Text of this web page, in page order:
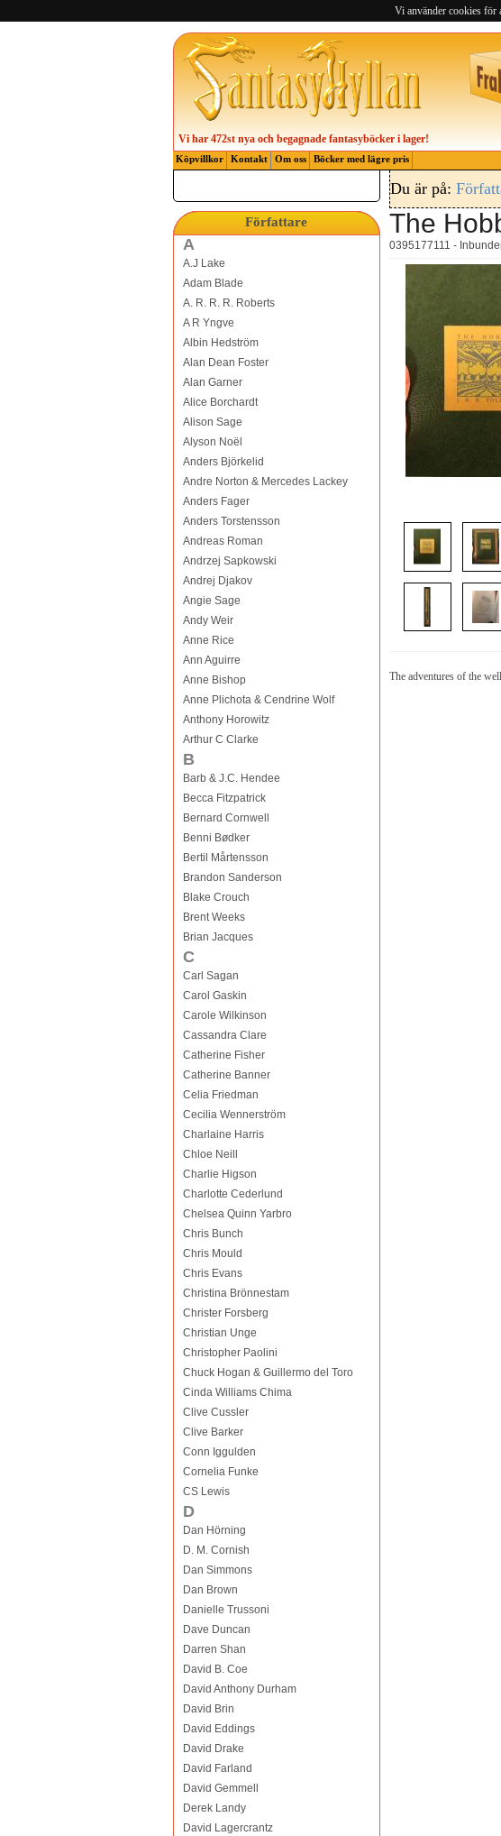
Vi använder cookies för
Vi har 472st nya och begagnade fantasyböcker i lager!
Köpvillkor Kontakt Om oss Böcker med lägre pris
Författare
A
A.J Lake
Adam Blade
A. R. R. R. Roberts
A R Yngve
Albin Hedström
Alan Dean Foster
Alan Garner
Alice Borchardt
Alison Sage
Alyson Noël
Anders Björkelid
Andre Norton & Mercedes Lackey
Anders Fager
Anders Torstensson
Andreas Roman
Andrzej Sapkowski
Andrej Djakov
Angie Sage
Andy Weir
Anne Rice
Ann Aguirre
Anne Bishop
Anne Plichota & Cendrine Wolf
Anthony Horowitz
Arthur C Clarke
B
Barb & J.C. Hendee
Becca Fitzpatrick
Bernard Cornwell
Benni Bødker
Bertil Mårtensson
Brandon Sanderson
Blake Crouch
Brent Weeks
Brian Jacques
C
Carl Sagan
Carol Gaskin
Carole Wilkinson
Cassandra Clare
Catherine Fisher
Catherine Banner
Celia Friedman
Cecilia Wennerström
Charlaine Harris
Chloe Neill
Charlie Higson
Charlotte Cederlund
Chelsea Quinn Yarbro
Chris Bunch
Chris Mould
Chris Evans
Christina Brönnestam
Christer Forsberg
Christian Unge
Christopher Paolini
Chuck Hogan & Guillermo del Toro
Cinda Williams Chima
Clive Cussler
Clive Barker
Conn Iggulden
Cornelia Funke
CS Lewis
D
Dan Hörning
D. M. Cornish
Dan Simmons
Dan Brown
Danielle Trussoni
Dave Duncan
Darren Shan
David B. Coe
David Anthony Durham
David Brin
David Eddings
David Drake
David Farland
David Gemmell
Derek Landy
David Lagercrantz
Du är på:
The
0395177111 -
The adventures of the